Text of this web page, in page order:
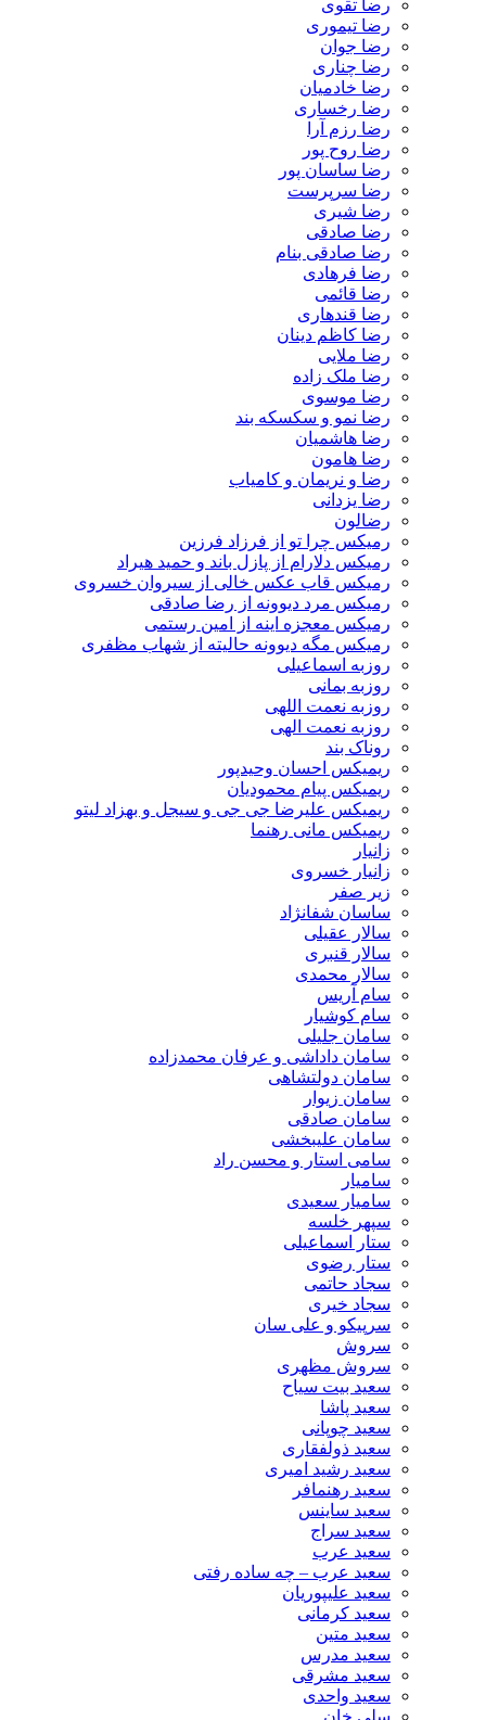
رضا تقوی
رضا تیموری
رضا جوان
رضا چناری
رضا خادمیان
رضا رخساری
رضا رزم آرا
رضا روح پور
رضا ساسان پور
رضا سرپرست
رضا شیری
رضا صادقی
رضا صادقی بنام
رضا فرهادی
رضا قائمی
رضا قندهاری
رضا کاظم دینان
رضا ملایی
رضا ملک زاده
رضا موسوی
رضا نمو و سکسکه بند
رضا هاشمیان
رضا هامون
رضا و نریمان و کامیاب
رضا یزدانی
رضالون
رمیکس چرا تو از فرزاد فرزین
رمیکس دلارام از پازل باند و حمید هیراد
رمیکس قاب عکس خالی از سیروان خسروی
رمیکس مرد دیوونه از رضا صادقی
رمیکس معجزه اینه از امین رستمی
رمیکس مگه دیوونه حالیته از شهاب مظفری
روزبه اسماعیلی
روزبه بمانی
روزبه نعمت اللهی
روزبه نعمت الهی
روناک بند
ریمیکس احسان وحیدپور
ریمیکس پیام محمودیان
ریمیکس علیرضا جی جی و سیجل و بهزاد لیتو
ریمیکس مانی رهنما
زانیار
زانیار خسروی
زیر صفر
ساسان شفانژاد
سالار عقیلی
سالار قنبری
سالار محمدی
سام آریس
سام کوشیار
سامان جلیلی
سامان داداشی و عرفان محمدزاده
سامان دولتشاهی
سامان زیوار
سامان صادقی
سامان علیبخشی
سامی استار و محسن راد
سامیار
سامیار سعیدی
سپهر خلسه
ستار اسماعیلی
ستار رضوی
سجاد حاتمی
سجاد خیری
سرپیکو و علی سان
سروش
سروش مظهری
سعید بیت سیاح
سعید پاشا
سعید چوپانی
سعید ذولفقاری
سعید رشید امیری
سعید رهنمافر
سعید ساینس
سعید سراج
سعید عرب
سعید عرب – چه ساده رفتی
سعید علیپوریان
سعید کرمانی
سعید متین
سعید مدرس
سعید مشرقی
سعید واحدی